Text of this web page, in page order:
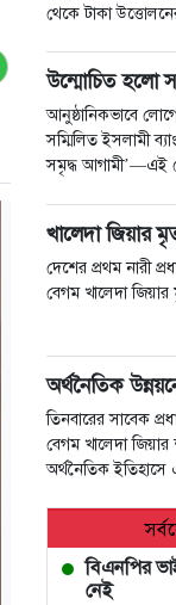
থেকে টাকা
উন্মোচিত হলো
আনুষ্ঠানিকভাবে
সম্মিলিত ইসলামী
সমৃদ্ধ আগামী’—এই
খালেদা জিয়ার
দেশের প্রথম নারী
বেগম খালেদা
অর্থনৈতিক
তিনবারের সাবেক
বেগম খালেদা
অর্থনৈতিক ইতিহাসে
বিএনপির
নেই